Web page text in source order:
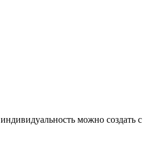
можно создать с